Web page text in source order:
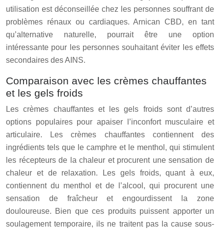
utilisation est déconseillée chez les personnes souffrant de
problèmes rénaux ou cardiaques. Arnican CBD, en tant
qu’alternative naturelle, pourrait être une option
intéressante pour les personnes souhaitant éviter les effets
secondaires des AINS.
Comparaison avec les crèmes chauffantes
et les gels froids
Les crèmes chauffantes et les gels froids sont d’autres
options populaires pour apaiser l’inconfort musculaire et
articulaire. Les crèmes chauffantes contiennent des
ingrédients tels que le camphre et le menthol, qui stimulent
les récepteurs de la chaleur et procurent une sensation de
chaleur et de relaxation. Les gels froids, quant à eux,
contiennent du menthol et de l’alcool, qui procurent une
sensation de fraîcheur et engourdissent la zone
douloureuse. Bien que ces produits puissent apporter un
soulagement temporaire, ils ne traitent pas la cause sous-